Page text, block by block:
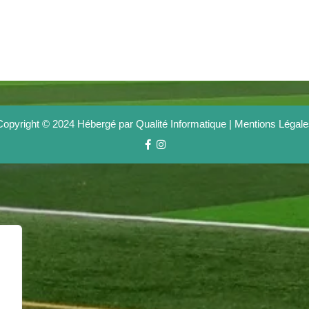
© 2024 Hébergé par Qualité Informatique | Mentions
Facebook